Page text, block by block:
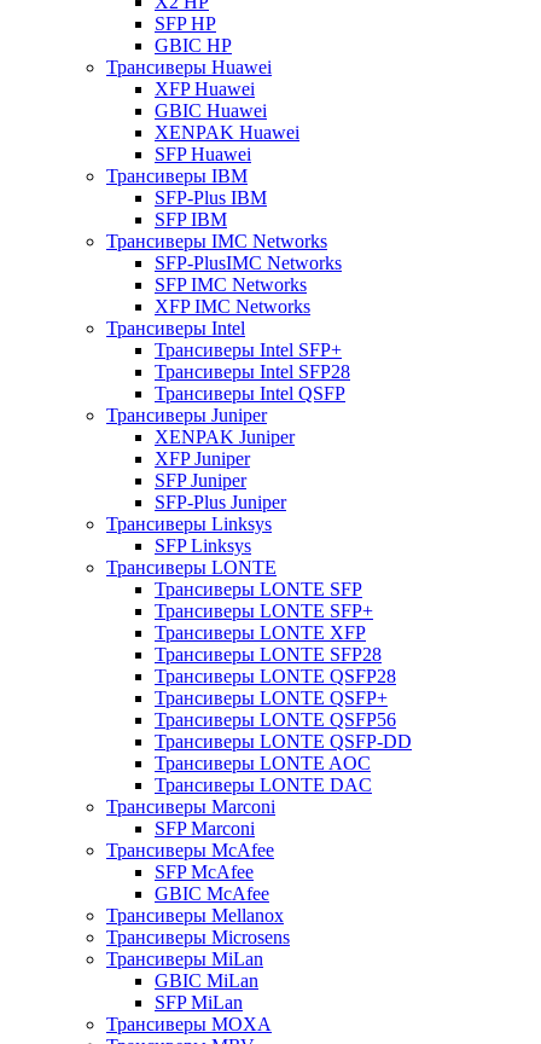
SFP HP
GBIC HP
Трансиверы Huawei
XFP Huawei
GBIC Huawei
XENPAK Huawei
SFP Huawei
Трансиверы IBM
SFP-Plus IBM
SFP IBM
Трансиверы IMC Networks
SFP-PlusIMC Networks
SFP IMC Networks
XFP IMC Networks
Трансиверы Intel
Трансиверы Intel SFP+
Трансиверы Intel SFP28
Трансиверы Intel QSFP
Трансиверы Juniper
XENPAK Juniper
XFP Juniper
SFP Juniper
SFP-Plus Juniper
Трансиверы Linksys
SFP Linksys
Трансиверы LONTE
Трансиверы LONTE SFP
Трансиверы LONTE SFP+
Трансиверы LONTE XFP
Трансиверы LONTE SFP28
Трансиверы LONTE QSFP28
Трансиверы LONTE QSFP+
Трансиверы LONTE QSFP56
Трансиверы LONTE QSFP-DD
Трансиверы LONTE AOC
Трансиверы LONTE DAC
Трансиверы Marconi
SFP Marconi
Трансиверы McAfee
SFP McAfee
GBIC McAfee
Трансиверы Mellanox
Трансиверы Microsens
Трансиверы MiLan
GBIC MiLan
SFP MiLan
Трансиверы MOXA